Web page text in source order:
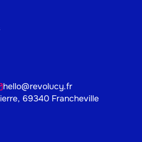
hello@revolucy.fr
69340 Francheville